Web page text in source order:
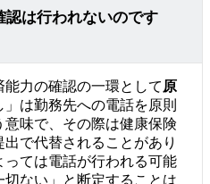
認は行われないのです
力の確認の一環として 原
」は勤務先への電話を原則
味で、その際は健康保険
で代替されることがあり
っては電話が行われる可能
ない」と断定することは